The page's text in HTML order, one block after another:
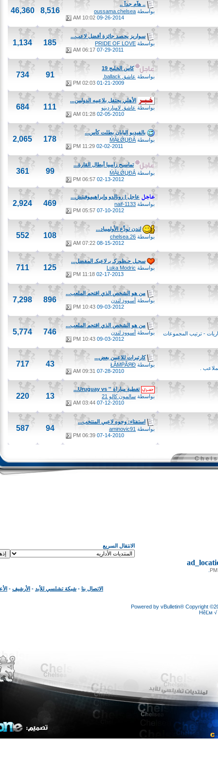
.. هآم جدآ ..
بواسطةoussama.chelsea
09-26-2014
10:02 AM
8,516
46,360
سواريز يحصد جائزة أفضل لاعب...
بواسطةPRIDE OF LOVE
07-29-2011
06:17 AM
185
1,134
كاس الخليج 19
بواسطةعاشق ballack.
01-21-2009
02:03 PM
734
الأهلي يحتفل بلاعبيه الدوليين...
بواسطةعاشق لامباردينو
02-05-2010
01:28 AM
111
684
بالفيديو اليابان بطلت كأس...
بواسطةḾẮŁǾЏĐẮ
02-02-2011
11:29 PM
178
2,065
تماسيح زامبيا أبطال القارة...
بواسطةḾẮŁǾЏĐẮ
02-13-2012
06:57 PM
361
عاجل | رونالدو وإبراهيموفيتش...
بواسطةnaif-1133
07-10-2012
05:57 PM
469
2,924
لندن تودِّع الأولمبياد...
بواسطةchelsea.26
08-15-2012
07:22 AM
108
552
سجـل حـظوركـ بـ لاعبكـ المفضل...
بواسطةLuka Modric
02-17-2013
11:18 PM
125
711
من هو الشخص الذي اقتحم الملعب...
بواسطةأسوود لندن
09-03-2012
10:43 PM
896
7,298
- ترتيب المجموعات
من هو الشخص الذي اقتحم الملعب...
بواسطةأسوود لندن
09-03-2012
10:43 PM
746
5,774
.
كارتيرات للاعبين بعض...
بواسطةŁĂṀṖĂЯĐ
07-28-2010
09:31 AM
717
تغطية مباراة '' Uruguay vs...
بواسطةسالمون كالو 21
07-12-2010
03:44 AM
220
استفتاء: وجوه لاعبي المنتخب...
بواسطةaminovic91
07-14-2010
06:39 PM
587
الانتقال السريع
الاتصال بنا- شبكة تشلسي للأبد -الأرشيف-الأعلى
Powered by vBulletin®